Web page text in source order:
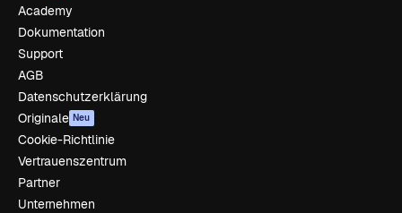
Academy
Dokumentation
Support
AGB
Datenschutzerklärung
Originale Neu
Cookie-Richtlinie
Vertrauenszentrum
Partner
Unternehmen